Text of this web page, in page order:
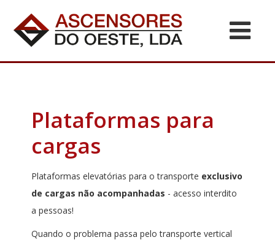
Plataformas para
cargas
Plataformas elevatórias para o transporte exclusivo
de cargas não acompanhadas - acesso interdito
a pessoas!
Quando o problema passa pelo transporte vertical